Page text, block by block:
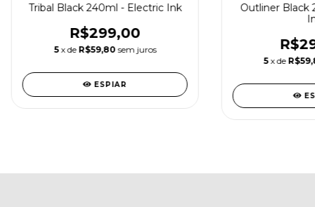
Tribal Black 240ml - Electric Ink
R$299,00
5 x de R$59,80 sem juros
ESPIAR
Outliner Black
5 x de